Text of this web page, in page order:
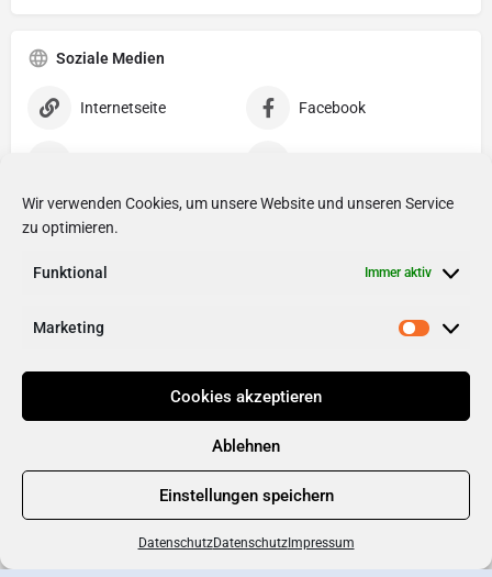
Wir verwenden Cookies, um unsere Website und unseren Service
zu optimieren.
Funktional Immer aktiv
Marketing
Cookies akzeptieren
Ablehnen
Einstellungen speichern
DatenschutzDatenschutzImpressum
Soziale Medien
Internetseite Facebook
YouTube
Pinterest